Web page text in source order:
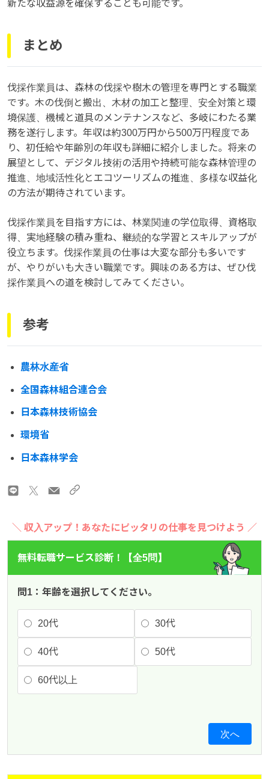
新たな収益源を確保することも可能です。
まとめ
伐採作業員は、森林の伐採や樹木の管理を専門とする職業
です。木の伐倒と搬出、木材の加工と整理、安全対策と環
境保護、機械と道具のメンテナンスなど、多岐にわたる業
務を遂行します。年収は約300万円から500万円程度であ
り、初任給や年齢別の年収も詳細に紹介しました。将来の
展望として、デジタル技術の活用や持続可能な森林管理の
推進、地域活性化とエコツーリズムの推進、多様な収益化
の方法が期待されています。
伐採作業員を目指す方には、林業関連の学位取得、資格取
得、実地経験の積み重ね、継続的な学習とスキルアップが
役立ちます。伐採作業員の仕事は大変な部分も多いです
が、やりがいも大きい職業です。興味のある方は、ぜひ伐
採作業員への道を検討してみてください。
参考
農林水産省
全国森林組合連合会
日本森林技術協会
環境省
日本森林学会
＼ 収入アップ！あなたにピッタリの仕事を見つけよう ／
無料転職サービス診断！【全5問】
問1：年齢を選択してください。
20代 30代
40代 50代
60代以上
次へ